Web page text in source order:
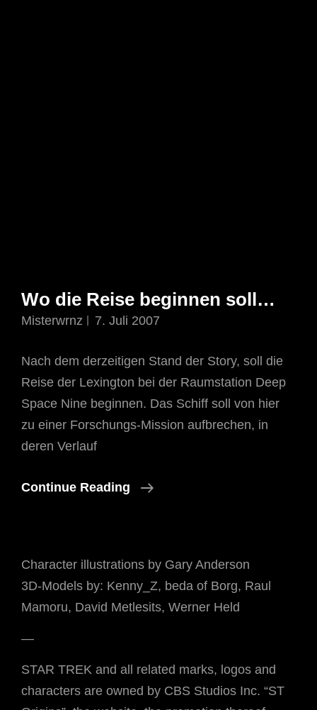
Wo die Reise beginnen soll…
Misterwrnz 7. Juli 2007
Nach dem derzeitigen Stand der Story, soll die
Reise der Lexington bei der Raumstation Deep
Space Nine beginnen. Das Schiff soll von hier
zu einer Forschungs-Mission aufbrechen, in
deren Verlauf
Continue Reading
Wo
Soll…
Character illustrations by Gary Anderson
3D-Models by: Kenny_Z, beda of Borg, Raul
Mamoru, David Metlesits, Werner Held
—
STAR TREK and all related marks, logos and
characters are owned by CBS Studios Inc. “ST